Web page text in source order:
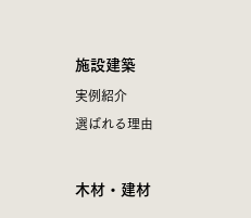
施設建築
実例紹介
選ばれる理由
木材・建材